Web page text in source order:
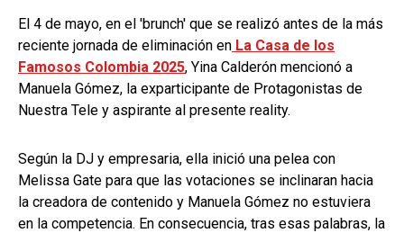
El 4 de mayo, en el 'brunch' que se realizó antes de la más
reciente jornada de eliminación en La Casa de los
Famosos Colombia 2025, Yina Calderón mencionó a
Manuela Gómez, la exparticipante de Protagonistas de
Nuestra Tele y aspirante al presente reality.
Según la DJ y empresaria, ella inició una pelea con
Melissa Gate para que las votaciones se inclinaran hacia
la creadora de contenido y Manuela Gómez no estuviera
en la competencia. En consecuencia, tras esas palabras, la